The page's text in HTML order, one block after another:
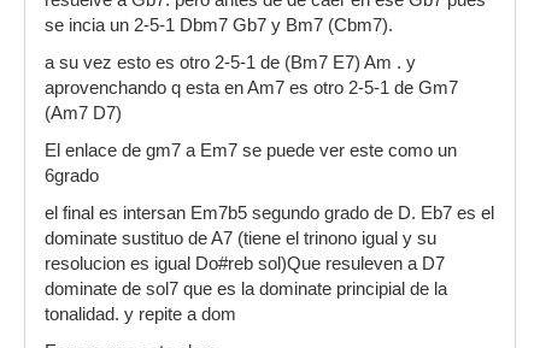
se incia un 2-5-1 Dbm7 Gb7 y Bm7 (Cbm7).
a su vez esto es otro 2-5-1 de (Bm7 E7) Am . y
aprovenchando q esta en Am7 es otro 2-5-1 de Gm7
(Am7 D7)
El enlace de gm7 a Em7 se puede ver este como un
6grado
el final es intersan Em7b5 segundo grado de D. Eb7 es el
dominate sustituo de A7 (tiene el trinono igual y su
resolucion es igual Do#reb sol)Que resuleven a D7
dominate de sol7 que es la dominate principial de la
tonalidad. y repite a dom